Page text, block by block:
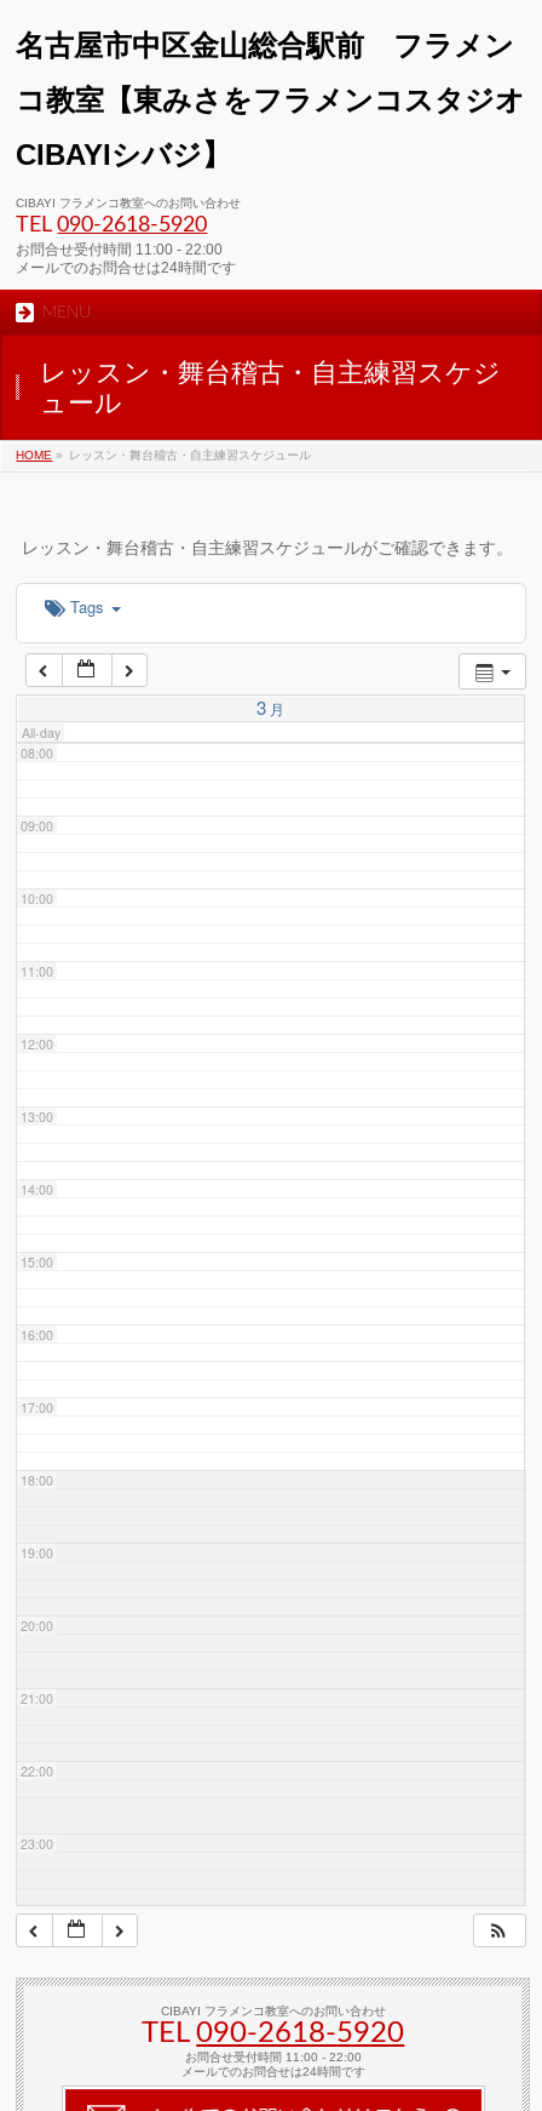
名古屋市中区金山総合駅前 フラメン
コ教室【東みさをフラメンコスタジオ
CIBAYIシバジ】
CIBAYI フラメンコ教室へのお問い合わせ
TEL090-2618‐5920
お問合せ受付時間 11:00 - 22:00
メールでのお問合せは24時間です
MENU
レッスン・舞台稽古・自主練習スケジ
ュール
HOME » レッスン・舞台稽古・自主練習スケジュール
レッスン・舞台稽古・自主練習スケジュールがご確認できます。
Tags
3 月
All-day
01:00
02:00
03:00
04:00
06:00
07:00
08:00
09:00
10:00
11:00
12:00
13:00
14:00
15:00
16:00
17:00
18:00
19:00
20:00
21:00
22:00
23:00
CIBAYI フラメンコ教室へのお問い合わせ
TEL090-2618‐5920
お問合せ受付時間 11:00 - 22:00
メールでのお問合せは24時間です